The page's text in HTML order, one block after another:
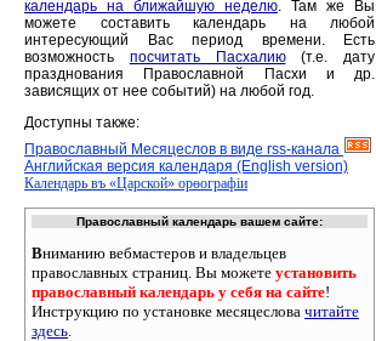
календарь на ближайшую неделю. Там же Вы
можете составить календарь на любой
интересующий Вас период времени. Есть
возможность посчитать Пасхалию(т.е. дату
празднования Православной Пасхи и др.
зависящих от нее событий) на любой год.
Доступны также:
Православный Месяцеслов в виде rss-канала
Английская версия календаря (English version)
Календарь въ «Царской» орѳографiи
Православный календарь вашем сайте:
Вниманию вебмастеров и владельцев
православных страниц. Вы можете установить
православный календарь у себя на сайте!
Инструкцию по установке месяцеслова читайте
здесь.